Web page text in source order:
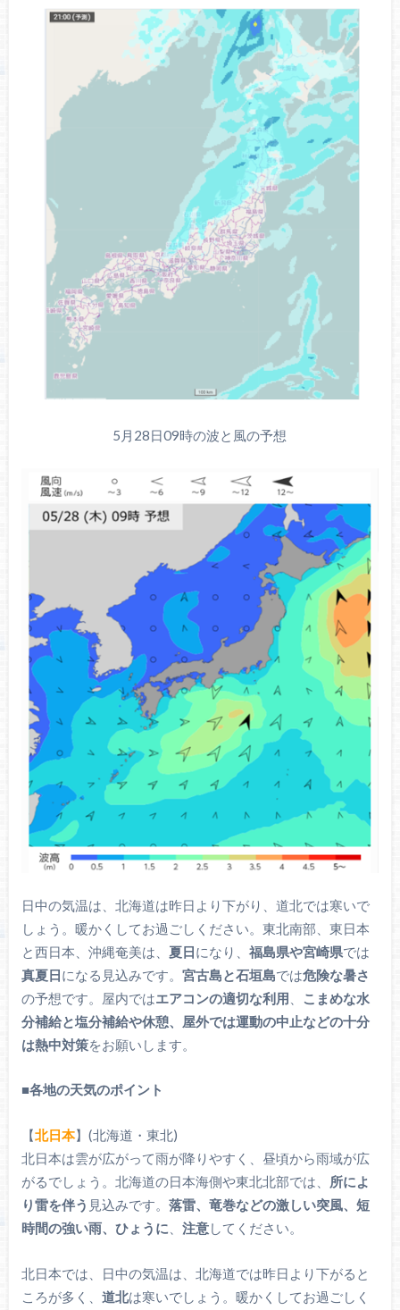
5月28日09時の波と風の予想
日中の気温は、北海道は昨日より下がり、道北では寒いで
しょう。暖かくしてお過ごしください。東北南部、東日本
と西日本、沖縄奄美は、 夏日になり、 福島県や宮崎県では
真夏日になる見込みです。 宮古島と石垣島では危険な暑さ
の予想です。屋内ではエアコンの適切な利用
こまめな水
分補給と塩分補給や休憩、屋外では運動の中止などの十分
は熱中対策をお願いします。
■各地の天気のポイント
【北日本】(北海道・東北)
北日本は雲が広がって雨が降りやすく、昼頃から雨域が広
がるでしょう。北海道の日本海側や東北北部では、 所によ
り雷を伴う 見込みです。 落雷、竜巻などの激しい突風、短
時間の強い雨、ひょうに
注意してください。
北日本では、日中の気温は、北海道では昨日より下がると
ころが多く、 道北は寒いでしょう。暖かくしてお過ごしく